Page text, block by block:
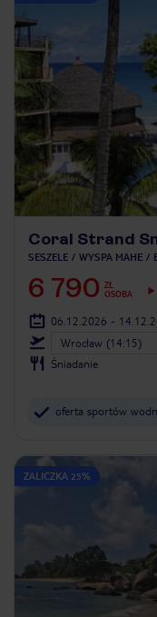
Coral Strand
SESZELE WYSPA MAHE
6 790 ZŁ
OSOBA
06.12.2026 -
Wrocław (14:15)
Śniadanie
oferta sportów
ZALICZKA 25%